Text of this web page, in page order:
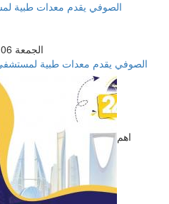
الجمعة 06 مايو 2022 08:55 مساءً
الصوفي يقدم معدات طبية
اهم